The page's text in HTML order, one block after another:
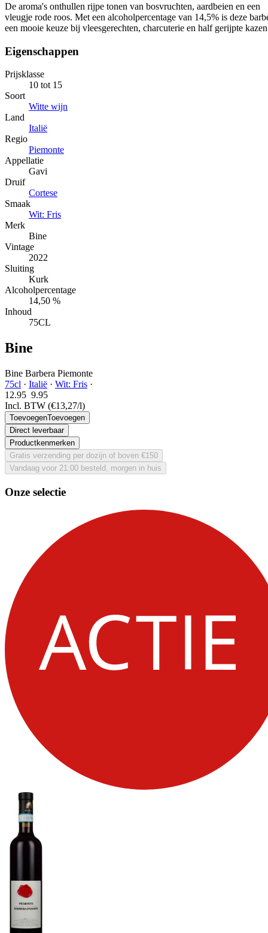
De aroma's onthullen rijpe tonen van bosvruchten, aardbeien en een
vleugje rode roos. Met een alcoholpercentage van 14,5% is deze
een mooie keuze bij vleesgerechten, charcuterie en half gerijpte
Eigenschappen
Prijsklasse
10 tot 15
Soort
Witte wijn
Land
Italië
Regio
Piemonte
Appellatie
Gavi
Druif
Cortese
Smaak
Wit: Fris
Merk
Bine
Vintage
2022
Sluiting
Kurk
Alcoholpercentage
14,50 %
Inhoud
75CL
Bine
Bine Barbera Piemonte
75cl · Italië · Wit: Fris ·
12.95 9.95
Incl. BTW (€13,27/l)
ToevoegenToevoegen
Direct leverbaar
Productkenmerken
Gratis verzending per dozijn of boven €150
Vandaag voor 21:00 besteld, morgen in huis
Onze selectie